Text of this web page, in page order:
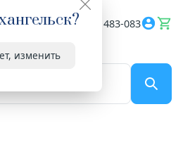
?
изменить
8182 483-083